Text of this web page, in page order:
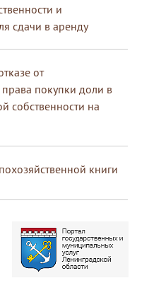
и
сдачи в аренду
от
покупки доли в
собственности на
книги